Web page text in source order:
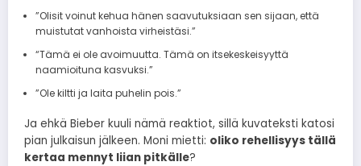
”Olisit voinut kehua hänen saavutuksiaan sen sijaan, että
muistutat vanhoista virheistäsi.”
“Tämä ei ole avoimuutta. Tämä on itsekeskeisyyttä
naamioituna kasvuksi.”
”Ole kiltti ja laita puhelin pois.”
Ja ehkä Bieber kuuli nämä reaktiot, sillä kuvateksti katosi
pian julkaisun jälkeen. Moni mietti: oliko rehellisyys tällä
kertaa mennyt liian pitkälle?